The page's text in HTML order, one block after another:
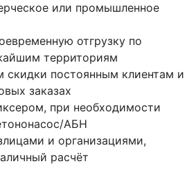
или промышленное
отгрузку по
территориям
скидки постоянным клиентам и
заказах
при необходимости
АБН
и организациями,
расчёт